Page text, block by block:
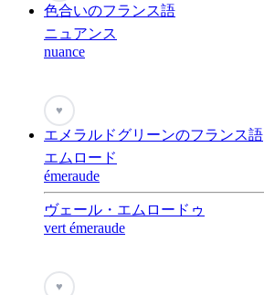
色合いのフランス語
ニュアンス
nuance
♥
エメラルドグリーンのフランス語
エムロード
émeraude
ヴェール・エムロードゥ
vert émeraude
♥